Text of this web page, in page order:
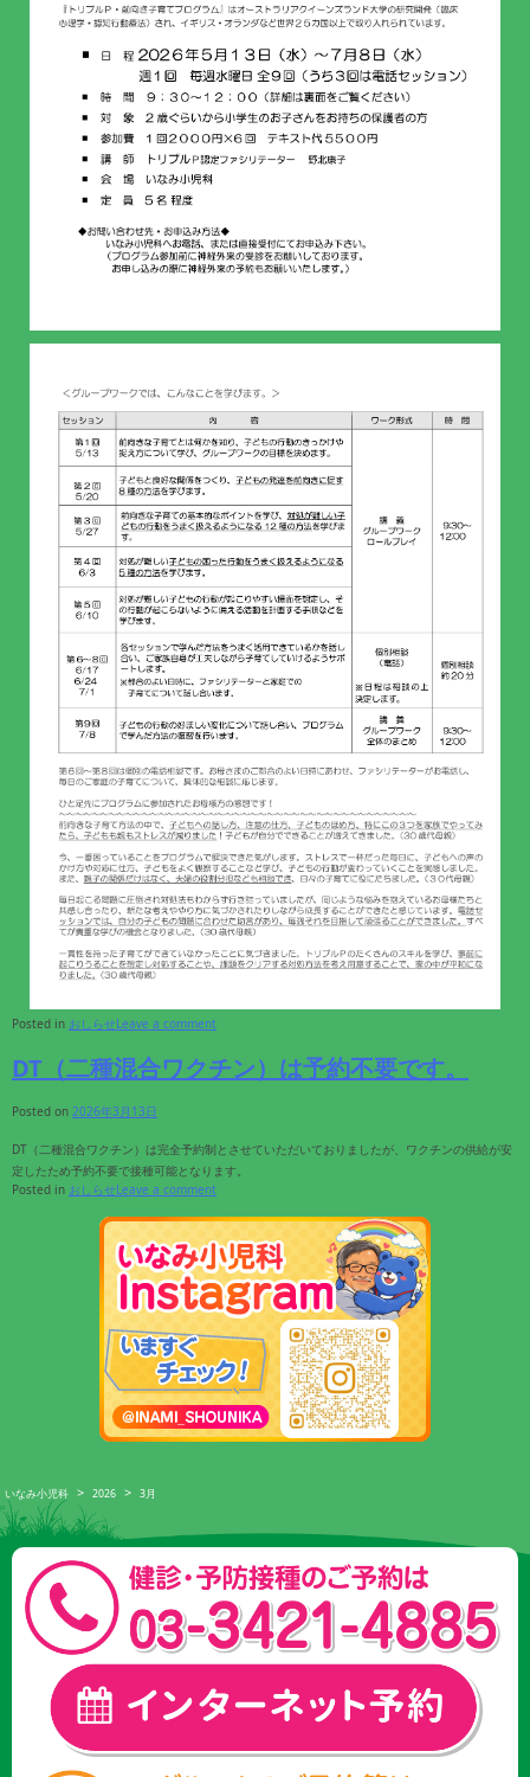
Posted in おしらせLeave a comment
DT（二種混合ワクチン）は予約不要です。
Posted on 2026年3月13日
DT（二種混合ワクチン）は完全予約制とさせていただいておりましたが、ワクチンの供給が安
定したため予約不要で接種可能となります。
Posted in おしらせLeave a comment
いなみ小児科 > 2026 > 3月